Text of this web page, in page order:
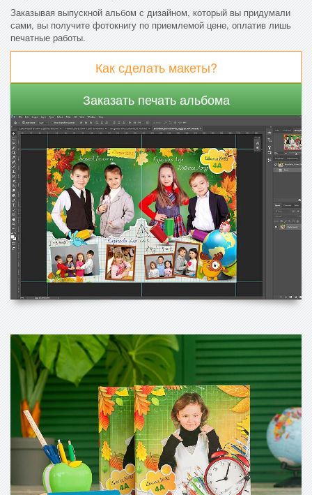
Заказывая выпускной альбом с дизайном, который вы придумали
сами, вы получите фотокнигу по приемлемой цене, оплатив лишь
печатные работы.
Как сделать макеты?
Заказать печать альбома